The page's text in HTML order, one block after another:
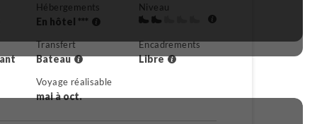
Hébergements
En hôtel ***
Niveau
Transfert
Bateau
Encadrements
Libre
Voyage réalisable
mai à oct.